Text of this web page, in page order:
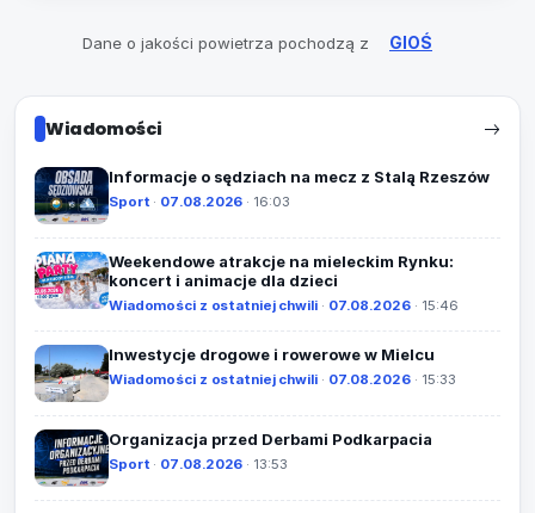
Dane o jakości powietrza pochodzą z GIOŚ
Wiadomości
Informacje o sędziach na mecz z Stalą Rzeszów
Sport · 07.08.2026 · 16:03
Weekendowe atrakcje na mieleckim Rynku:
koncert i animacje dla dzieci
Wiadomości z ostatniej chwili· 07.08.2026· 15:46
Inwestycje drogowe i rowerowe w Mielcu
Wiadomości z ostatniej chwili· 07.08.2026· 15:33
Organizacja przed Derbami Podkarpacia
Sport · 07.08.2026 · 13:53